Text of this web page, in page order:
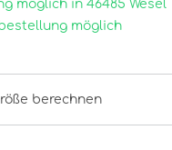
möglich in 46485 Wesel
möglich
berechnen